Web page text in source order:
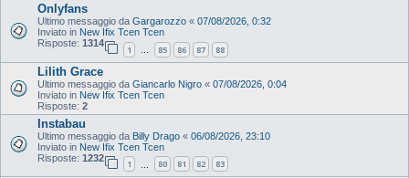
Onlyfans
Ultimo messaggio da Gargarozzo « 07/08/2026, 0:32
Inviato in New Ifix Tcen Tcen
Risposte: 1314
1 … 85 86 87 88
Lilith Grace
Ultimo messaggio da Giancarlo Nigro « 07/08/2026, 0:04
Inviato in New Ifix Tcen Tcen
Risposte: 2
Instabau
Ultimo messaggio da Billy Drago « 06/08/2026, 23:10
Inviato in New Ifix Tcen Tcen
Risposte: 1232
1 80 81 82 83